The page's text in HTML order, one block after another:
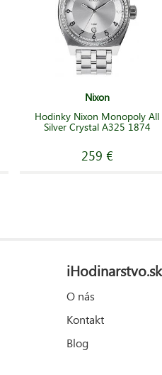
Nixon
Hodinky Nixon Monopoly All
Silver Crystal A325 1874
259 €
iHodinarstvo.sk
O nás
Kontakt
Blog